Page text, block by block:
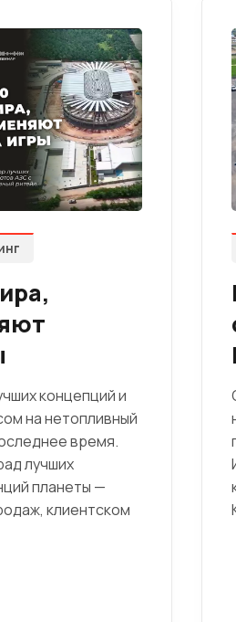
концепций и
на нетопливный
время.
лучших
планеты —
клиентском